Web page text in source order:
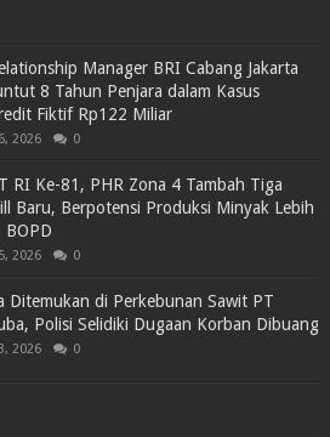
Manager BRI Cabang Jakarta
8 Tahun Penjara dalam Kasus
Fiktif Rp122 Miliar
2026 0
RI Ke-81, PHR Zona 4 Tambah Tiga
Baru, Berpotensi Produksi Minyak Lebih
2026 0
Ditemukan di Perkebunan Sawit PT
Polisi Selidiki Dugaan Korban Dibuang
2026 0